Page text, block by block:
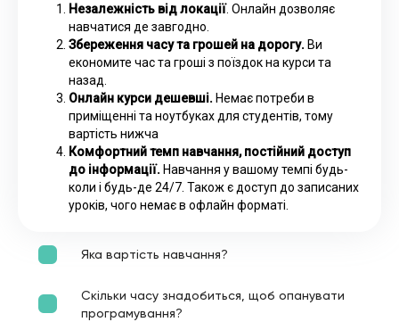
Незалежність від локації. Онлайн дозволяє
навчатися де завгодно.
Збереження часу та грошей на дорогу. Ви
економите час та гроші з поїздок на курси та
назад.
Онлайн курси дешевші. Немає потреби в
приміщенні та ноутбуках для студентів, тому
вартість нижча
Комфортний темп навчання, постійний доступ
до інформації. Навчання у вашому темпі будь-
коли і будь-де 24/7. Також є доступ до записаних
уроків, чого немає в офлайн форматі.
Яка вартість навчання?
Скільки часу знадобиться, щоб опанувати
програмування?